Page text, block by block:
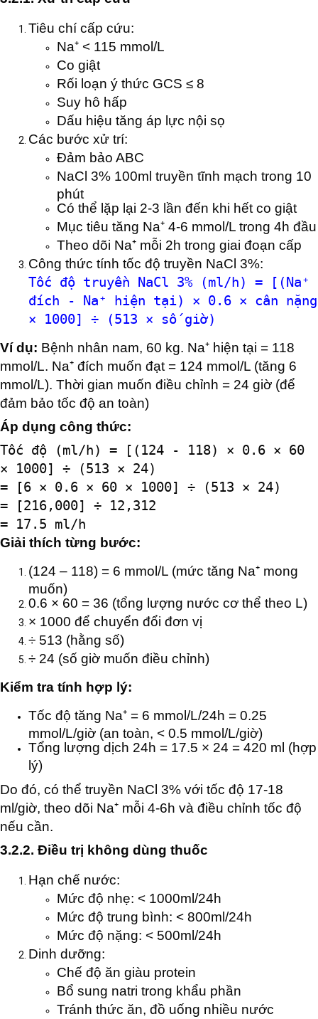
Tiêu chí cấp cứu:
Na⁺ < 115 mmol/L
Co giật
Rối loạn ý thức GCS ≤ 8
Suy hô hấp
Dấu hiệu tăng áp lực nội sọ
Các bước xử trí:
Đảm bảo ABC
NaCl 3% 100ml truyền tĩnh mạch trong 10
phút
Có thể lặp lại 2-3 lần đến khi hết co giật
Mục tiêu tăng Na⁺ 4-6 mmol/L trong 4h đầu
Theo dõi Na⁺ mỗi 2h trong giai đoạn cấp
Công thức tính tốc độ truyền NaCl 3%:
Tốc độ truyền NaCl 3% (ml/h) = [(Na⁺
đích - Na⁺ hiện tại) × 0.6 × cân nặng
× 1000] ÷ (513 × số giờ)
Ví dụ: Bệnh nhân nam, 60 kg. Na⁺ hiện tại = 118
mmol/L. Na⁺ đích muốn đạt = 124 mmol/L (tăng 6
mmol/L). Thời gian muốn điều chỉnh = 24 giờ (để
đảm bảo tốc độ an toàn)
Áp dụng công thức:
Tốc độ (ml/h) = [(124 - 118) × 0.6 × 60
× 1000] ÷ (513 × 24)
= [6 × 0.6 × 60 × 1000] ÷ (513 × 24)
= [216,000] ÷ 12,312
= 17.5 ml/h
Giải thích từng bước:
(124 – 118) = 6 mmol/L (mức tăng Na⁺ mong
muốn)
0.6 × 60 = 36 (tổng lượng nước cơ thể theo L)
× 1000 để chuyển đổi đơn vị
÷ 513 (hằng số)
÷ 24 (số giờ muốn điều chỉnh)
Kiểm tra tính hợp lý:
Tốc độ tăng Na⁺ = 6 mmol/L/24h = 0.25
mmol/L/giờ (an toàn, < 0.5 mmol/L/giờ)
Tổng lượng dịch 24h = 17.5 × 24 = 420 ml (hợp
lý)
Do đó, có thể truyền NaCl 3% với tốc độ 17-18
ml/giờ, theo dõi Na⁺ mỗi 4-6h và điều chỉnh tốc độ
nếu cần.
3.2.2. Điều trị không dùng thuốc
Hạn chế nước:
Mức độ nhẹ: < 1000ml/24h
Mức độ trung bình: < 800ml/24h
Mức độ nặng: < 500ml/24h
Dinh dưỡng:
Chế độ ăn giàu protein
Bổ sung natri trong khẩu phần
Tránh thức ăn, đồ uống nhiều nước